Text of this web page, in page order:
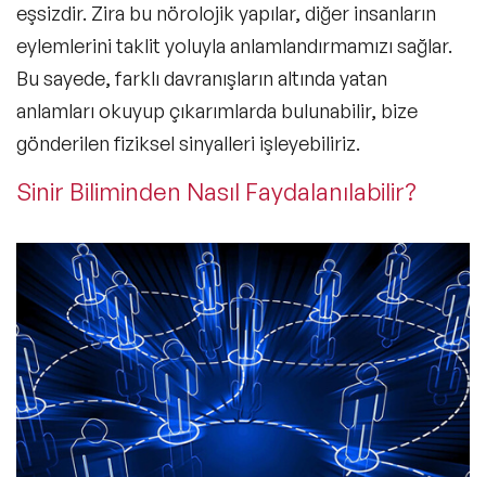
eşsizdir. Zira bu nörolojik yapılar, diğer insanların
eylemlerini taklit yoluyla anlamlandırmamızı sağlar.
Bu sayede, farklı davranışların altında yatan
anlamları okuyup çıkarımlarda bulunabilir, bize
gönderilen fiziksel sinyalleri işleyebiliriz.
Sinir Biliminden Nasıl Faydalanılabilir?